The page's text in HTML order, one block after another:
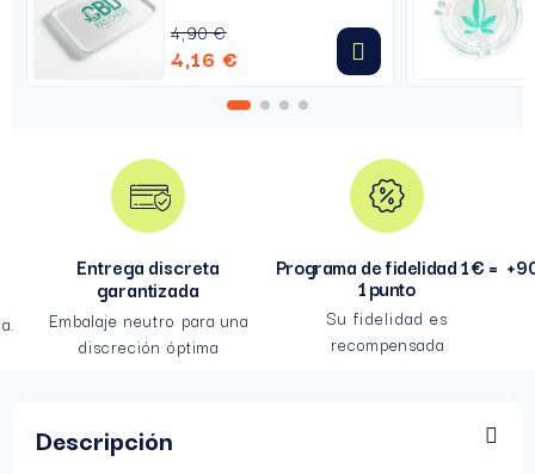
4,90 €
4,16 €
Entrega discreta
garantizada
Embalaje neutro para una
discreción óptima
Programa de fidelidad 1 € =
1 punto
Su fidelidad es
recompensada
Descripción